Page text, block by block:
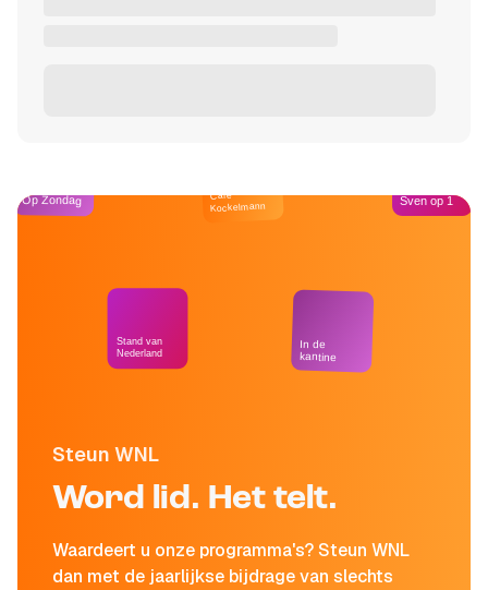
Steun WNL
Word lid. Het telt.
Waardeert u onze programma's? Steun WNL
dan met de jaarlijkse bijdrage van slechts
Op Zondag
Stand van
Nederland
Café
Kockelmann
In de
kantine
Sven op 1